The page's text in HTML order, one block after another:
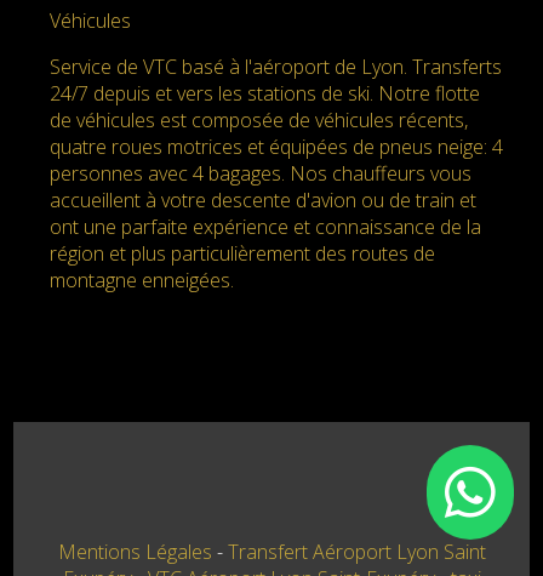
Véhicules
Service de VTC basé à l'aéroport de Lyon. Transferts
24/7 depuis et vers les stations de ski. Notre flotte
de véhicules est composée de véhicules récents,
quatre roues motrices et équipées de pneus neige: 4
personnes avec 4 bagages. Nos chauffeurs vous
accueillent à votre descente d'avion ou de train et
ont une parfaite expérience et connaissance de la
région et plus particulièrement des routes de
montagne enneigées.
Mentions Légales
Transfert Aéroport Lyon Saint